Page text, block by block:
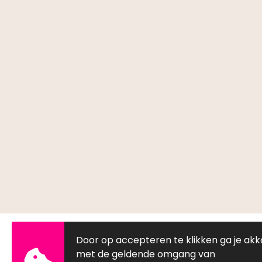
Houtkoperstraat 6M, 3334
Door op accepteren te klikken ga je
met de geldende omgang van